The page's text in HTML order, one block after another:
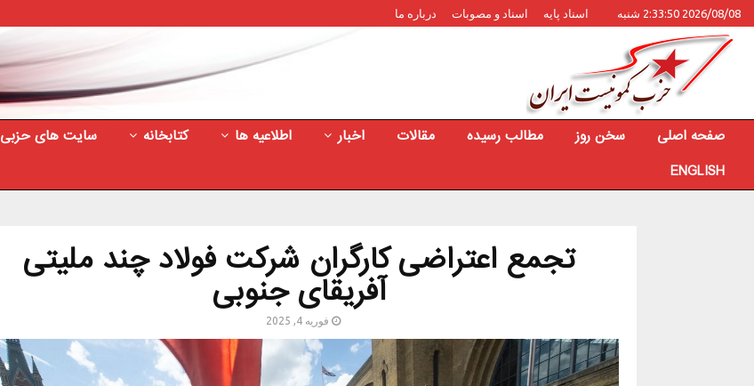
2026/08/08 2:33:50 شنبه اسناد پایه اسناد و مصوبات درباره ما
صفحه اصلی سخن روز مطالب رسیده مقالات اخبار اطلاعیه ها کتابخانه سایت های حزبی
ENGLISH
تجمع اعتراضی کارگران شرکت فولاد چند ملیتی
آفریقای جنوبی
فوریه 4, 2025